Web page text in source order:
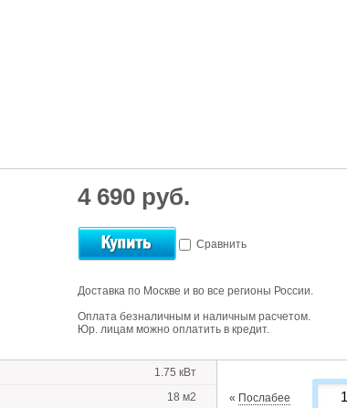
4 690 руб.
Сравнить
Доставка по Москве и во все регионы России.
Оплата безналичным и наличным расчетом.
Юр. лицам можно оплатить в кредит.
1.75 кВт
18 м2
« Послабее